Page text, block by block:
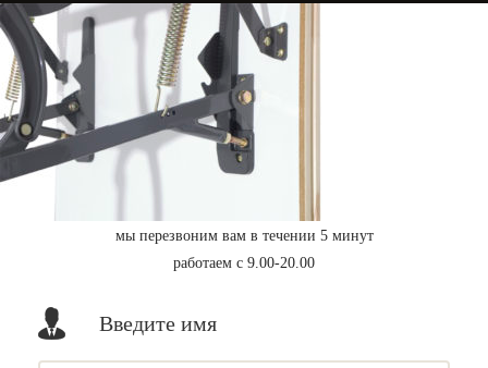
мы перезвоним вам в течении 5 минут
работаем с 9.00-20.00
Введите имя